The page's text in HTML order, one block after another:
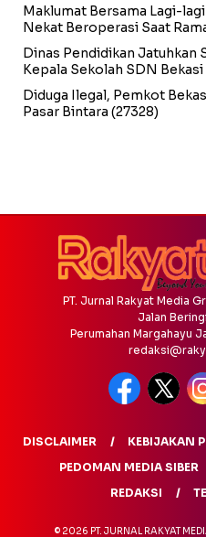
Maklumat Bersama Lagi-
Nekat Beroperasi Saat
Dinas Pendidikan Jatuhkan
Kepala Sekolah SDN Bekasi
Diduga Ilegal, Pemkot
Pasar Bintara (27328)
PT. Jurnal Rakyat Media
Jalan
Perumahan Margahayu
DISCLAIMER KEBIJAKAN
PEDOMAN MEDIA SIBER
REDAKSI
© 2026 PT. JURNAL RAKYAT